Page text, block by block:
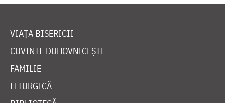
VIAȚA BISERICII
CUVINTE DUHOVNICEȘTI
FAMILIE
LITURGICĂ